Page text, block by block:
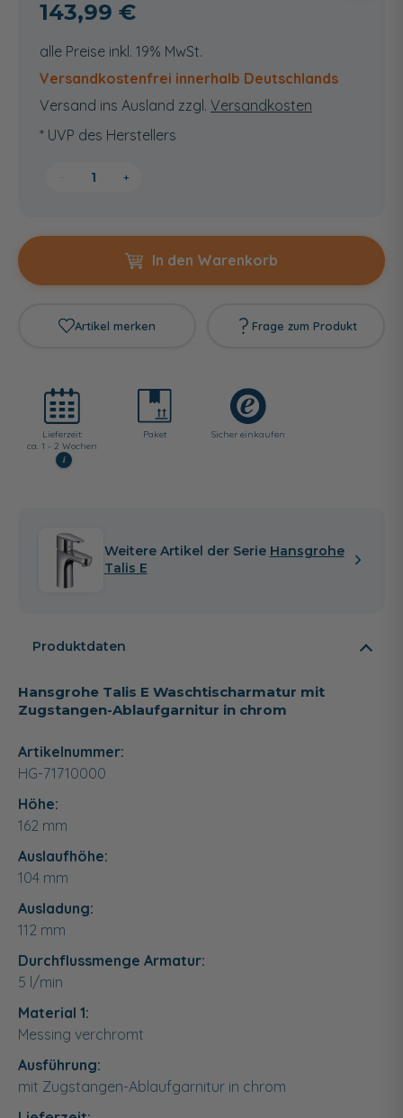
143,99 €
alle Preise inkl. 19% MwSt.
Versandkostenfrei innerhalb Deutschlands
Versand ins Ausland zzgl. Versandkosten
* UVP des Herstellers
+
In den Warenkorb
Artikel merken Frage zum Produkt
Lieferzeit:
ca. 1 - 2 Wochen
i
Paket Sicher einkaufen
Weitere Artikel der Serie Hansgrohe
Talis E
Produktdaten
Hansgrohe Talis E Waschtischarmatur mit
Zugstangen-Ablaufgarnitur in chrom
Artikelnummer:
HG-71710000
Höhe:
162 mm
Auslaufhöhe:
104 mm
Ausladung:
112 mm
Durchflussmenge Armatur:
5 l/min
Material 1:
Messing verchromt
Ausführung:
mit Zugstangen-Ablaufgarnitur in chrom